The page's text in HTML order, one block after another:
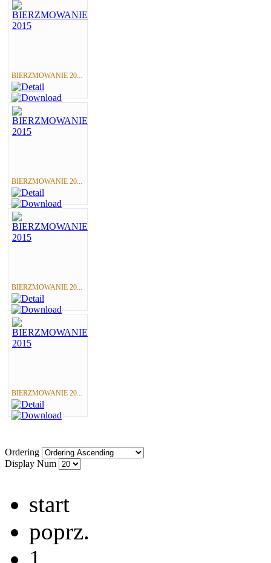
BIERZMOWANIE 20...
BIERZMOWANIE 20...
BIERZMOWANIE 20...
BIERZMOWANIE 20...
Ordering
Display Num
start
poprz.